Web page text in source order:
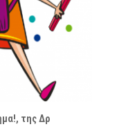
της Δρ